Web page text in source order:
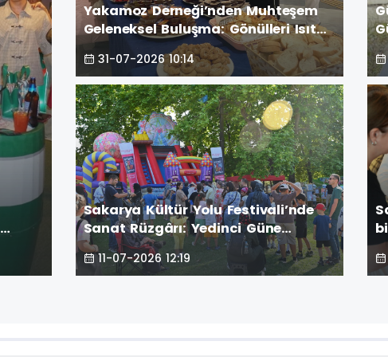
Yakamoz Derneği’nden Muhteşem
Geleneksel Buluşma: Gönülleri Isıtan
Zirve! GÜNÜN ÖNE ÇIKAN FOTOĞRAF
KARELERİ
31-07-2026 10:14
Sakarya Kültür Yolu Festivali’nde
Sanat Rüzgârı: Yedinci Güne
Geleneksel İzler Damga Vurdu
11-07-2026 12:19